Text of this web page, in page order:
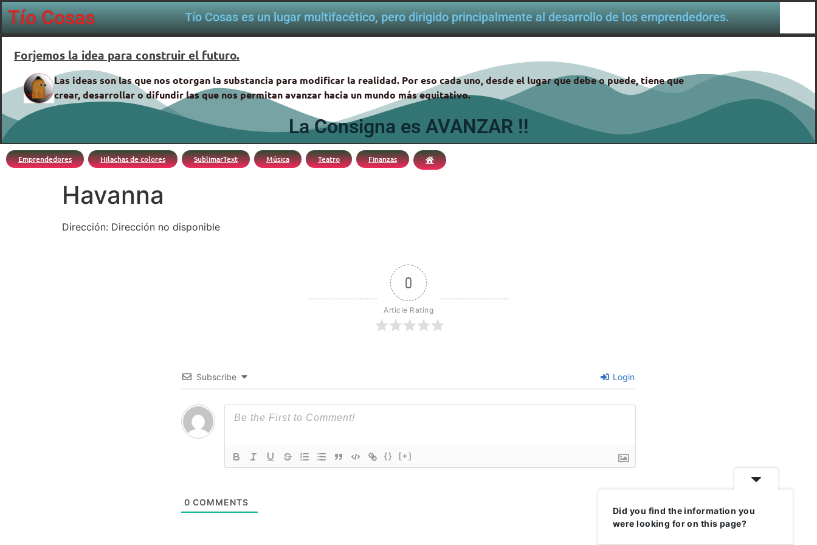
Tío Cosas Tío Cosas es un lugar multifacético, pero dirigido principalmente al desarrollo de los emprendedores.
Forjemos la idea para construir el futuro.
Las ideas son las que nos otorgan la substancia para modificar la realidad. Por eso cada uno, desde el lugar que debe o puede, tiene que
crear, desarrollar o difundir las que nos permitan avanzar hacia un mundo más equitativo.
La Consigna es AVANZAR !!
Emprendedores Hilachas de colores SublimarText Música Teatro Finanzas
Havanna
Dirección: Dirección no disponible
0
Article Rating
Subscribe Login
{} [+]
0 COMMENTS
Did you find the information you
were looking for on this page?